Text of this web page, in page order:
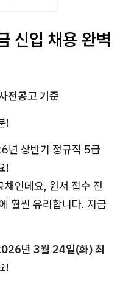
신입 채용 완벽
전공고 기준
!
년 상반기 정규직 5급
!
인데요, 원서 접수 전
훨씬 유리합니다. 지금
년 3월 24일(화) 최
!